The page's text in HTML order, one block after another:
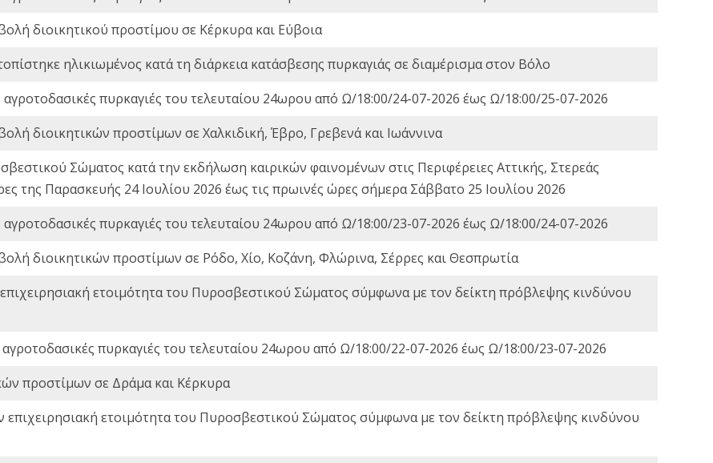
διοικητικού προστίμου σε Κέρκυρα και Εύβοια
ηλικιωμένος κατά τη διάρκεια κατάσβεσης πυρκαγιάς σε διαμέρισμα στον Βόλο
αγροτοδασικές πυρκαγιές του τελευταίου 24ωρου από Ω/18:00/24-07-2026 έως Ω/18:00/25-07-2026
διοικητικών προστίμων σε Χαλκιδική, Έβρο, Γρεβενά και Ιωάννινα
Σώματος κατά την εκδήλωση καιρικών φαινομένων στις Περιφέρειες Αττικής, Στερεάς
της Παρασκευής 24 Ιουλίου 2026 έως τις πρωινές ώρες σήμερα Σάββατο 25 Ιουλίου 2026
αγροτοδασικές πυρκαγιές του τελευταίου 24ωρου από Ω/18:00/23-07-2026 έως Ω/18:00/24-07-2026
διοικητικών προστίμων σε Ρόδο, Χίο, Κοζάνη, Φλώρινα, Σέρρες και Θεσπρωτία
ετοιμότητα του Πυροσβεστικού Σώματος σύμφωνα με τον δείκτη πρόβλεψης κινδύνου
αγροτοδασικές πυρκαγιές του τελευταίου 24ωρου από Ω/18:00/22-07-2026 έως Ω/18:00/23-07-2026
προστίμων σε Δράμα και Κέρκυρα
επιχειρησιακή ετοιμότητα του Πυροσβεστικού Σώματος σύμφωνα με τον δείκτη πρόβλεψης κινδύνου